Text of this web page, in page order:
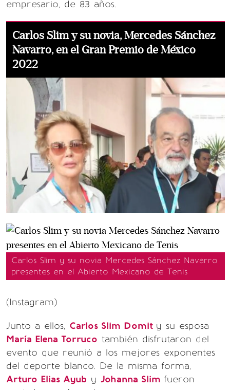
empresario, de 83 años.
Carlos Slim y su novia, Mercedes Sánchez
Navarro, en el Gran Premio de México
2022
Carlos Slim y su novia Mercedes Sánchez Navarro
presentes en el Abierto Mexicano de Tenis
(Instagram)
Junto a ellos, Carlos Slim Domit y su esposa
María Elena Torruco también disfrutaron del
evento que reunió a los mejores exponentes
del deporte blanco. De la misma forma,
Arturo Elias Ayub y Johanna Slim fueron